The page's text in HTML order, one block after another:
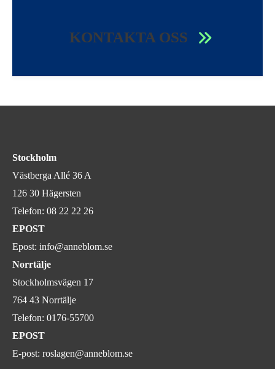
KONTAKTA OSS
Stockholm
Västberga Allé 36 A
126 30 Hägersten
Telefon: 08 22 22 26
EPOST
Epost: info@anneblom.se
Norrtälje
Stockholmsvägen 17
764 43 Norrtälje
Telefon: 0176-55700
EPOST
E-post: roslagen@anneblom.se